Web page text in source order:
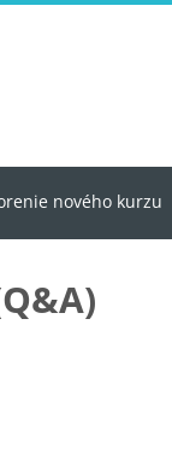
nového kurzu